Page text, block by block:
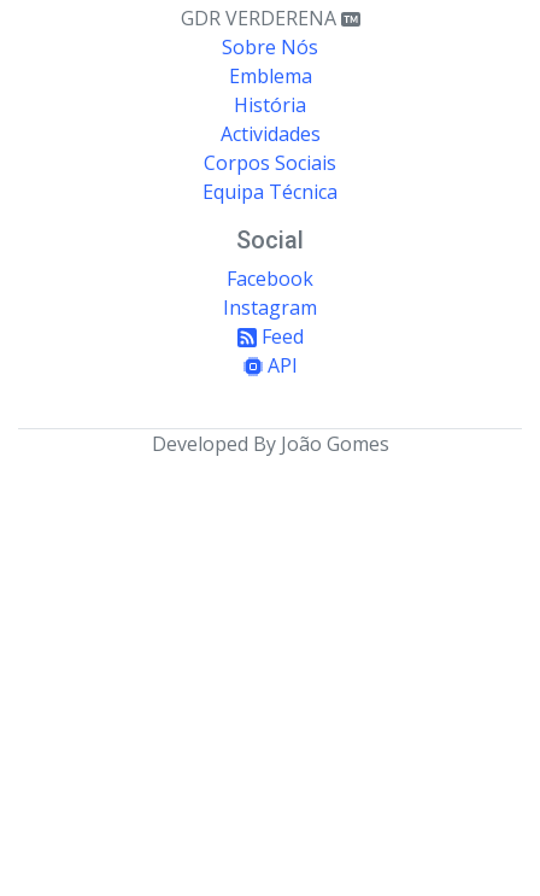
GDR VERDERENA
Sobre Nós
Emblema
História
Actividades
Corpos Sociais
Equipa Técnica
Social
Facebook
Instagram
Feed
API
Developed By João Gomes